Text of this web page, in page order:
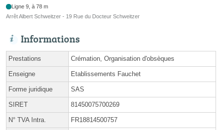
Ligne 9, à 78 m
Arrêt Albert Schweitzer - 19 Rue du Docteur Schweitzer
Informations
Prestations Crémation, Organisation d'obsèques
Enseigne Etablissements Fauchet
Forme juridique SAS
SIRET 81450075700269
N° TVA Intra. FR18814500757